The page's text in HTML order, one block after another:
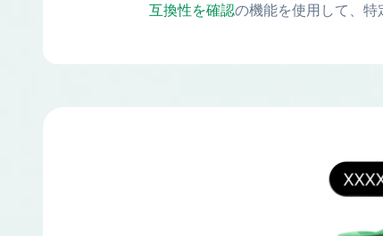
互換性を確認の機能を使用して、特